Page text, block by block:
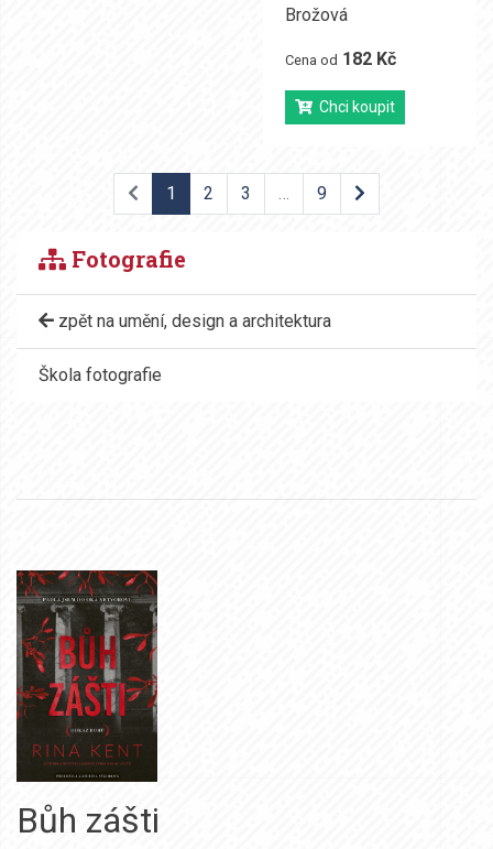
Brožová
Cena od 182 Kč
Chci koupit
1 2 3 … 9
Fotografie
zpět na umění, design a architektura
Škola fotografie
Bůh zášti